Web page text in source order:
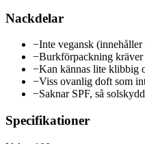
Nackdelar
−Inte vegansk (innehåller
−Burkförpackning
−Kan kännas lite klibbig
−Viss ovanlig doft som
−Saknar SPF, så
Specifikationer